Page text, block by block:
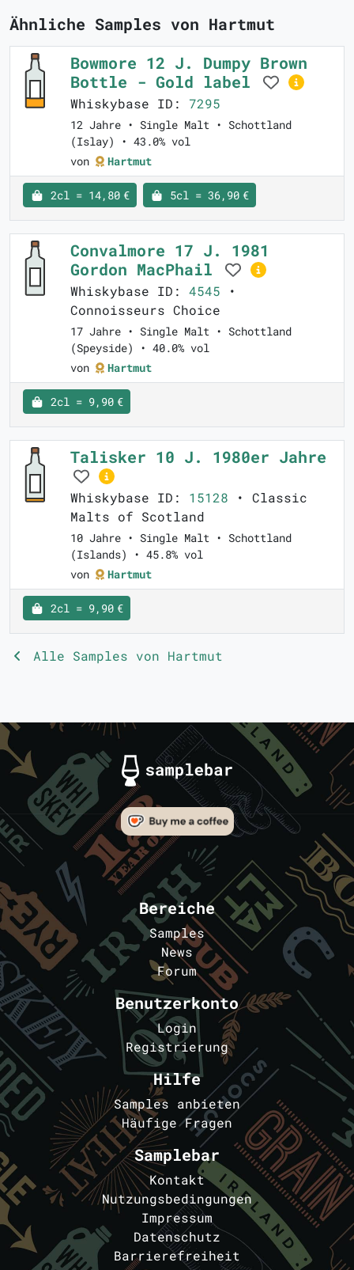
Ähnliche Samples von Hartmut
Bowmore 12 J. Dumpy Brown
Bottle - Gold label
Whiskybase ID: 7295
12 Jahre • Single Malt • Schottland
(Islay) • 43.0% vol
von
Hartmut
2cl = 14,80 € 5cl = 36,90 €
Convalmore 17 J. 1981
Gordon MacPhail
Whiskybase ID: 4545 •
Connoisseurs Choice
17 Jahre • Single Malt • Schottland
(Speyside) • 40.0% vol
von
Hartmut
2cl = 9,90 €
Talisker 10 J. 1980er Jahre
Whiskybase ID: 15128 • Classic
Malts of Scotland
10 Jahre • Single Malt • Schottland
(Islands) • 45.8% vol
von
Hartmut
2cl = 9,90 €
Alle Samples von Hartmut
Bereiche
Samples
News
Forum
Benutzerkonto
Login
Registrierung
Hilfe
Samples anbieten
Häufige Fragen
Samplebar
Kontakt
Nutzungsbedingungen
Impressum
Datenschutz
Barrierefreiheit